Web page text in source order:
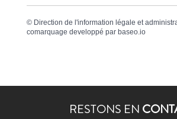
© Direction de l'information légale et
comarquage developpé par baseo.io
RESTONS EN